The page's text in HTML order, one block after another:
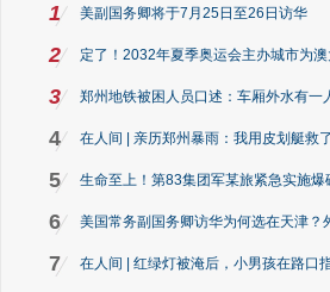
1 美副国务卿将于7月25日至26日访华
2 定了！2032年夏季奥运会主办城市为
3 郑州地铁被困人员口述：车厢外水有一
4 在人间 | 亲历郑州暴雨：我用皮划艇救
5 生命至上！第83集团军某旅紧急实施爆
6 美国常务副国务卿访华为何选在天津？
7 在人间 | 红绿灯被淹后，小男孩在路口